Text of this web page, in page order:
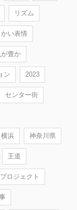
リズム
い表情
豊か
ン 2023
センター街
横浜 神奈川県
王道
ロジェクト